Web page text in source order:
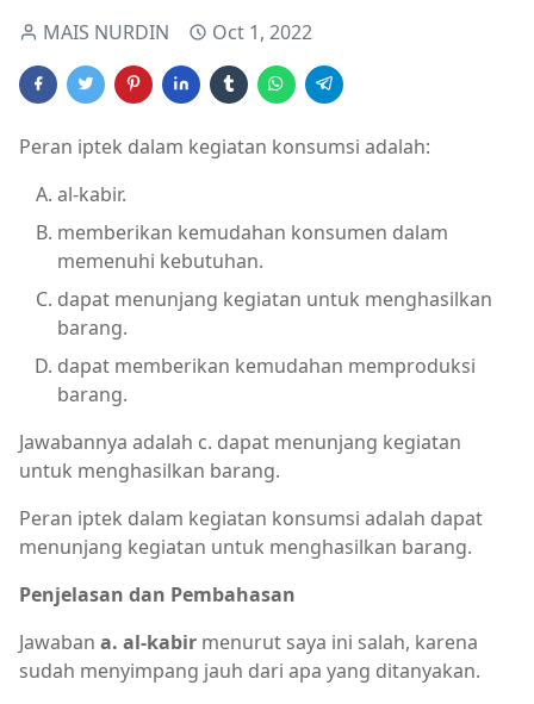
MAIS NURDIN Oct 1, 2022
Peran iptek dalam kegiatan konsumsi adalah:
al-kabir.
memberikan kemudahan konsumen dalam
memenuhi kebutuhan.
dapat menunjang kegiatan untuk menghasilkan
barang.
dapat memberikan kemudahan memproduksi
barang.
Jawabannya adalah c. dapat menunjang kegiatan
untuk menghasilkan barang.
Peran iptek dalam kegiatan konsumsi adalah dapat
menunjang kegiatan untuk menghasilkan barang.
Penjelasan dan Pembahasan
Jawaban a. al-kabir menurut saya ini salah, karena
sudah menyimpang jauh dari apa yang ditanyakan.